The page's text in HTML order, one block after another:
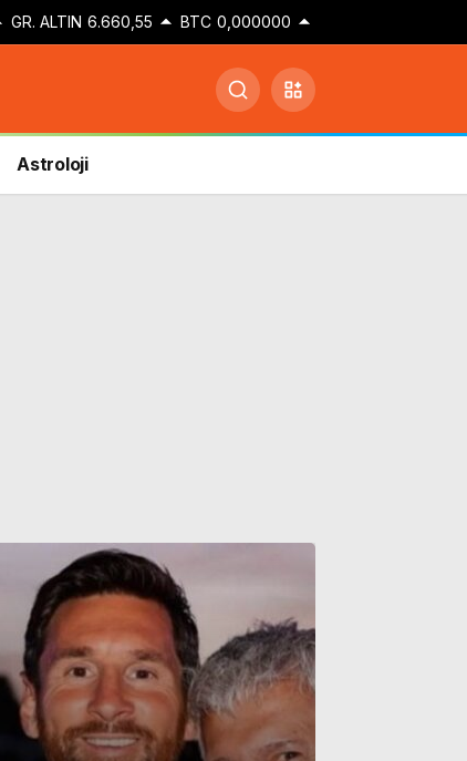
GR. ALTIN 6.660,55 BTC 0,000000
Astroloji